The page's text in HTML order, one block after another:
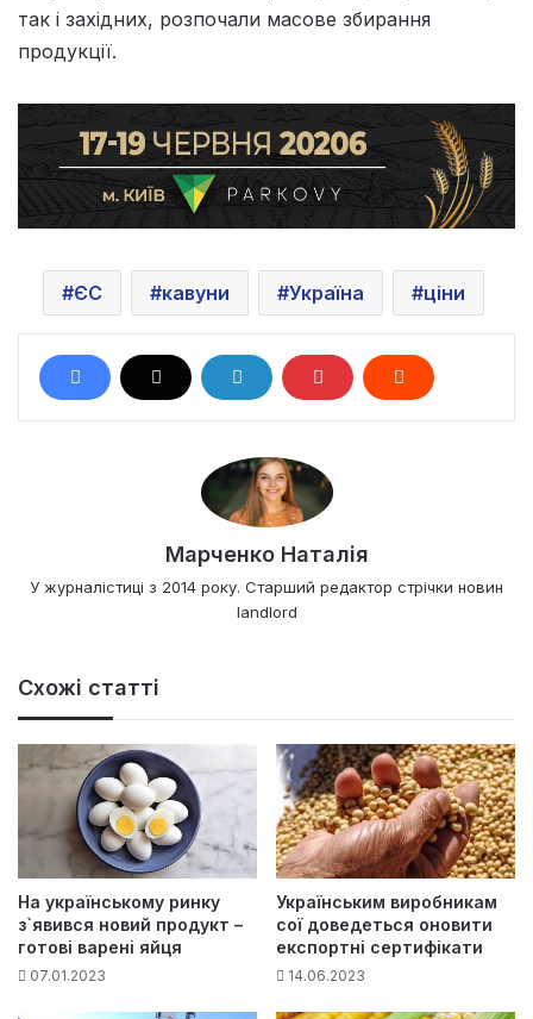
так і західних, розпочали масове збирання
продукції.
ЄС кавуни Україна ціни
Марченко Наталія
У журналістиці з 2014 року. Старший редактор стрічки новин
landlord
Схожі статті
На українському ринку
з`явився новий продукт –
готові варені яйця
07.01.2023
Українським виробникам
сої доведеться оновити
експортні сертифікати
14.06.2023